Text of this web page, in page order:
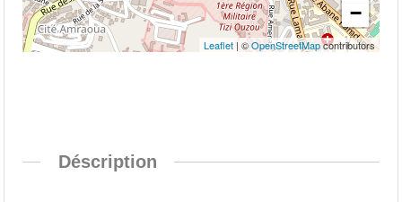
−
Leaflet| ©OpenStreetMapcontributors
Déscription